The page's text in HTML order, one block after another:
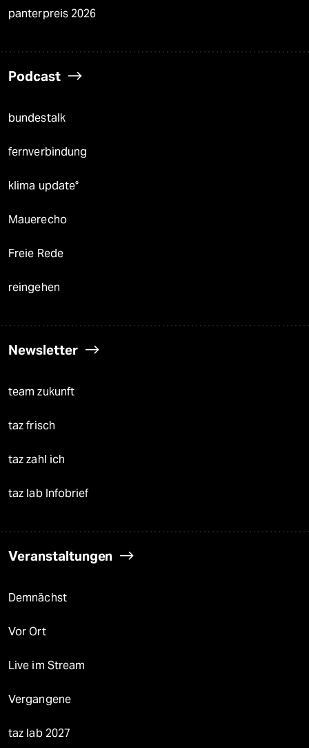
panterpreis 2026
Podcast
bundestalk
fernverbindung
klima update°
Mauerecho
Freie Rede
reingehen
Newsletter
team zukunft
taz frisch
taz zahl ich
taz lab Infobrief
Veranstaltungen
Demnächst
Vor Ort
Live im Stream
Vergangene
taz lab 2027